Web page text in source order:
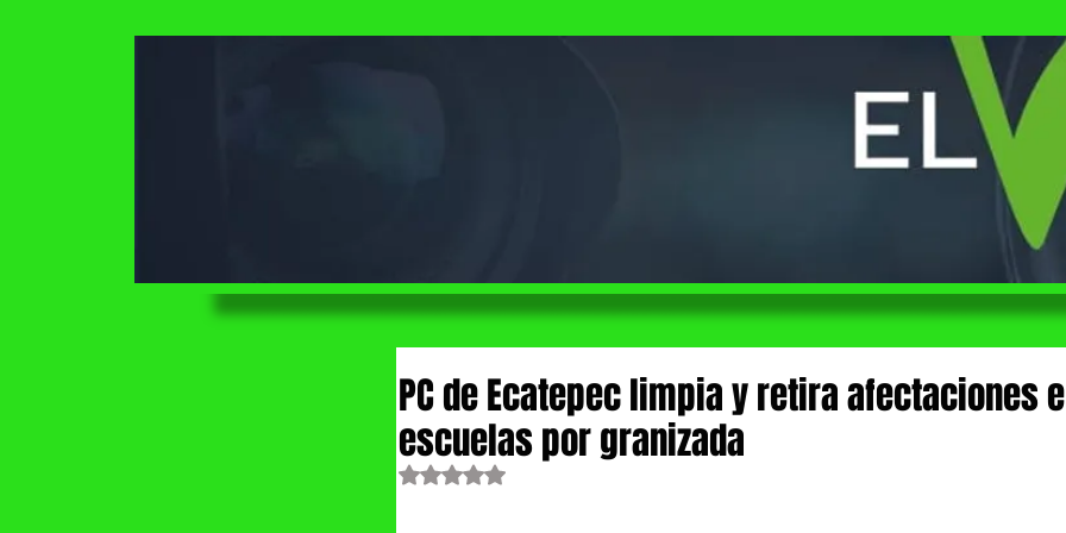
PC de Ecatepec limpia y retira afectaciones
escuelas por granizada
Obtuvo NaN de 5 estrellas.